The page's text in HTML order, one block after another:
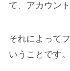
て、アカウン
それによって
いうことです。